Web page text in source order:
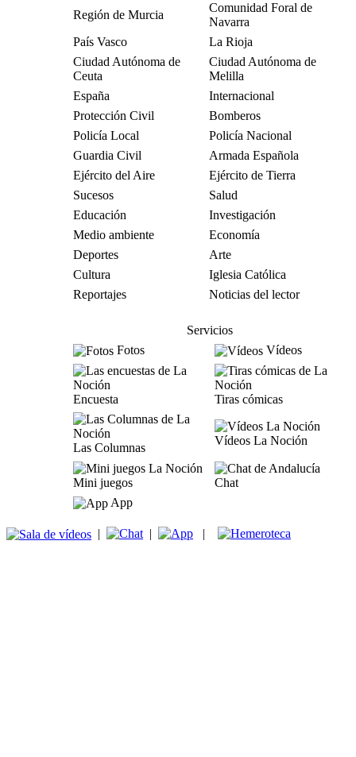
Región de Murcia
Comunidad Foral de
Navarra
País Vasco
La Rioja
Ciudad Autónoma de
Ceuta
Ciudad Autónoma de
Melilla
España
Internacional
Protección Civil
Bomberos
Policía Local
Policía Nacional
Guardia Civil
Armada Española
Ejército del Aire
Ejército de Tierra
Sucesos
Salud
Educación
Investigación
Medio ambiente
Economía
Deportes
Arte
Cultura
Iglesia Católica
Reportajes
Noticias del lector
Servicios
Fotos
Vídeos
Encuesta Tiras cómicas
Las Columnas
Vídeos La Noción
Mini juegos
Chat
App
| | |